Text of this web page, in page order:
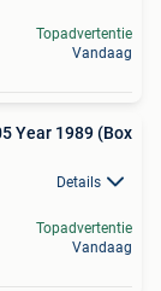
Topadvertentie
Vandaag
Year 1989 (Box
Details
Topadvertentie
Vandaag